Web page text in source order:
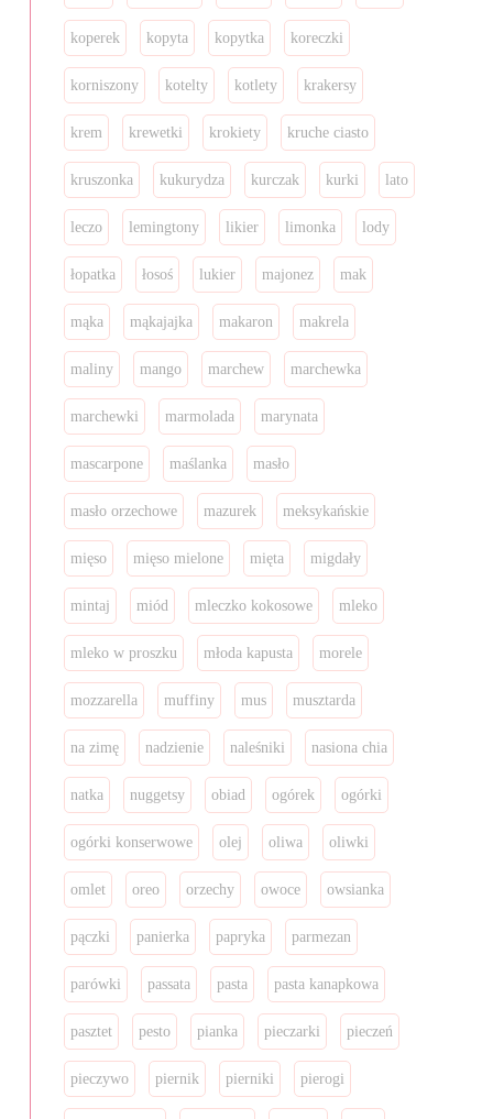
koperek kopyta kopytka koreczki
korniszony kotelty kotlety krakersy
krem krewetki krokiety kruche ciasto
kruszonka kukurydza kurczak kurki lato
leczo lemingtony likier limonka lody
łopatka łosoś lukier majonez mak
mąka mąkajajka makaron makrela
maliny mango marchew marchewka
marchewki marmolada marynata
mascarpone maślanka masło
masło orzechowe mazurek meksykańskie
mięso mięso mielone mięta migdały
mintaj miód mleczko kokosowe mleko
mleko w proszku młoda kapusta morele
mozzarella muffiny mus musztarda
na zimę nadzienie naleśniki nasiona chia
natka nuggetsy obiad ogórek ogórki
ogórki konserwowe olej oliwa oliwki
omlet oreo orzechy owoce owsianka
pączki panierka papryka parmezan
parówki passata pasta pasta kanapkowa
pasztet pesto pianka pieczarki pieczeń
pieczywo piernik pierniki pierogi